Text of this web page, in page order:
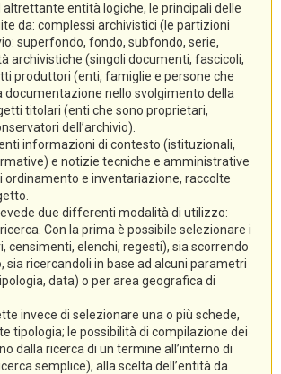
entità logiche, le principali delle
da: complessi archivistici (le partizioni
superfondo, fondo, subfondo, serie,
archivistiche (singoli documenti, fascicoli,
produttori (enti, famiglie e persone che
documentazione nello svolgimento della
titolari (enti che sono proprietari,
dell’archivio).
informazioni di contesto (istituzionali,
e notizie tecniche e amministrative
ordinamento e inventariazione, raccolte
due differenti modalità di utilizzo:
Con la prima è possibile selezionare i
censimenti, elenchi, regesti), sia scorrendo
sia ricercandoli in base ad alcuni parametri
data) o per area geografica di
invece di selezionare una o più schede,
tipologia; le possibilità di compilazione dei
dalla ricerca di un termine all’interno di
semplice), alla scelta dell’entità da